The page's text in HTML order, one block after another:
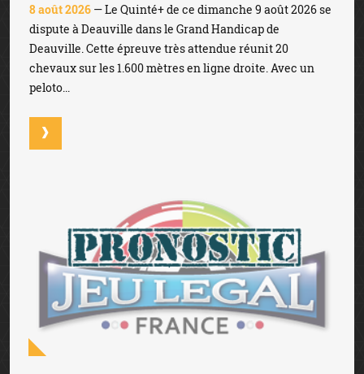
8 août 2026 — Le Quinté+ de ce dimanche 9 août 2026 se
dispute à Deauville dans le Grand Handicap de
Deauville. Cette épreuve très attendue réunit 20
chevaux sur les 1.600 mètres en ligne droite. Avec un
peloto...